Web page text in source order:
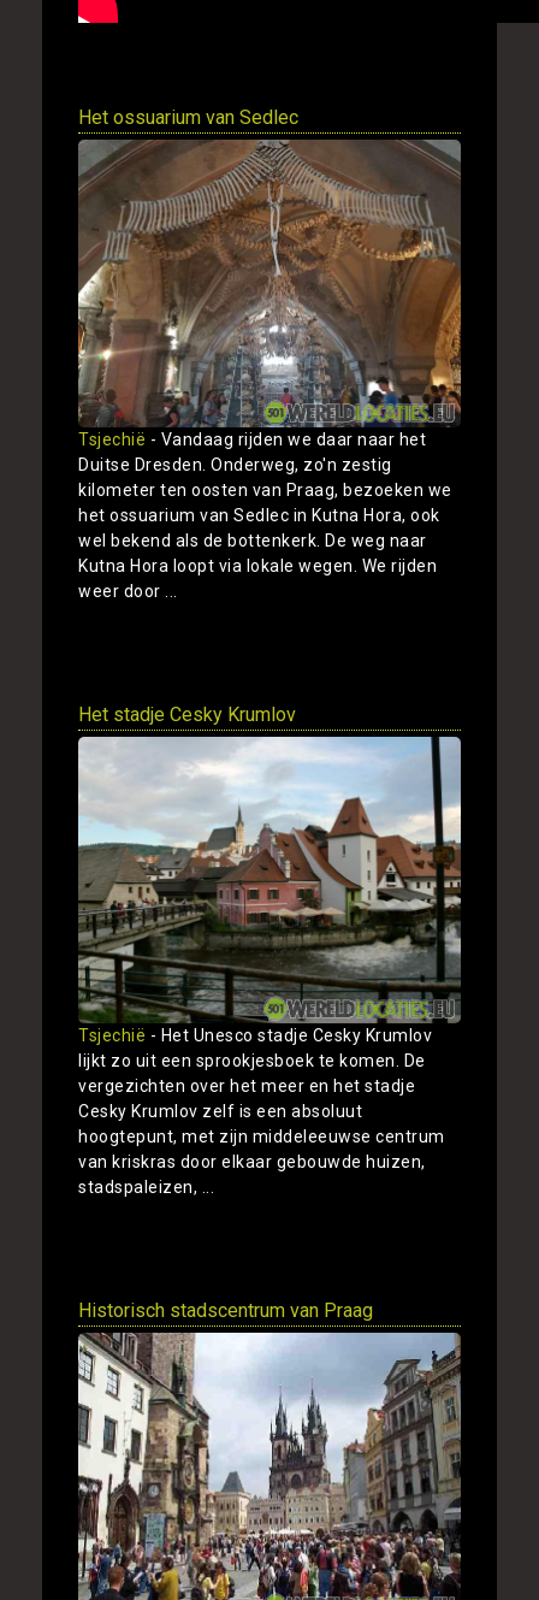
Het ossuarium van Sedlec
Tsjechië - Vandaag rijden we daar naar het
Duitse Dresden. Onderweg, zo'n zestig
kilometer ten oosten van Praag, bezoeken we
het ossuarium van Sedlec in Kutna Hora, ook
wel bekend als de bottenkerk. De weg naar
Kutna Hora loopt via lokale wegen. We rijden
weer door ...
Het stadje Cesky Krumlov
Tsjechië - Het Unesco stadje Cesky Krumlov
lijkt zo uit een sprookjesboek te komen. De
vergezichten over het meer en het stadje
Cesky Krumlov zelf is een absoluut
hoogtepunt, met zijn middeleeuwse centrum
van kriskras door elkaar gebouwde huizen,
stadspaleizen, ...
Historisch stadscentrum van Praag